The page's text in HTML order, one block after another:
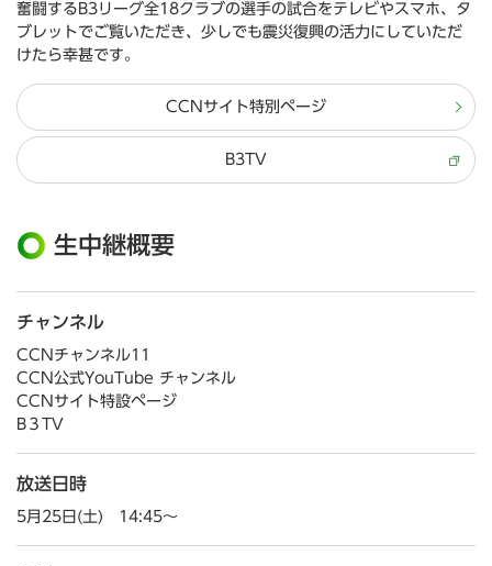
奮闘するB3リーグ全18クラブの選手の試合をテレビやスマホ、タ
ブレットでご覧いただき、少しでも震災復興の活力にしていただ
けたら幸甚です。
CCNサイト特別ページ
B3TV
生中継概要
チャンネル
CCNチャンネル11
CCN公式YouTube チャンネル
CCNサイト特設ページ
B３TV
放送日時
5月25日(土) 14:45～